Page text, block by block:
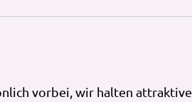
vorbei, wir halten attraktive